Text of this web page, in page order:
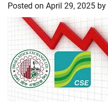
Posted on April 29, 2025 by